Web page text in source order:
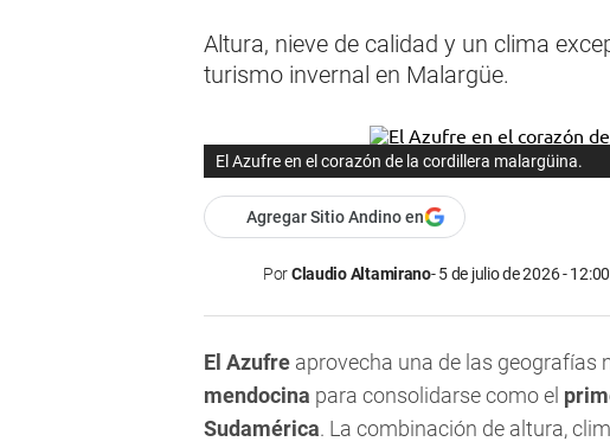
Altura, nieve de calidad y un clima
turismo invernal en Malargüe.
El Azufre en el corazón de la cordillera malargüina.
Agregar Sitio Andino en
PorClaudio Altamirano 5 de julio de 2026 - 12:00
El Azufre aprovecha una de las geografías
mendocina para consolidarse como el
Sudamérica. La combinación de altura,